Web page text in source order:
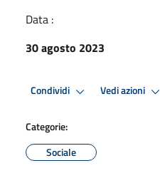
Data :
30 agosto 2023
Condividi Vedi azioni
Categorie:
Sociale